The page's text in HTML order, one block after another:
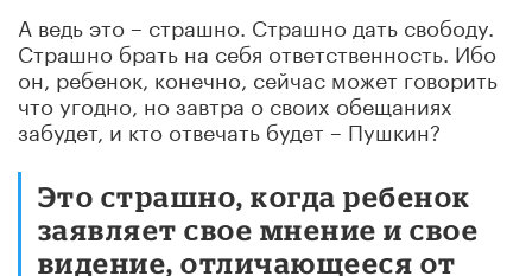
А ведь это – страшно. Страшно дать свободу.
Страшно брать на себя ответственность. Ибо
он, ребенок, конечно, сейчас может говорить
что угодно, но завтра о своих обещаниях
забудет, и кто отвечать будет – Пушкин?
Это страшно, когда ребенок
заявляет свое мнение и свое
видение, отличающееся от